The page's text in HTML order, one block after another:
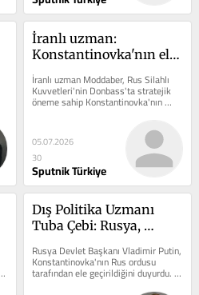
İranlı uzman:
Konstantinovka'nın ele
ordusunun nihai zaferi
için zemin hazırlamış
İranlı uzman Moddaber, Rus Silahlı
Kuvvetleri'nin Donbass'ta stratejik
öneme sahip Konstantinovka'nın
kontrolünü ele geçirmesinin
05.07.2026
30
Sputnik Türkiye
Dış Politika Uzmanı
Tuba Çebi: Rusya,
alarak hem sahada hem
masada elini
Rusya Devlet Başkanı Vladimir Putin,
Konstantinovka'nın Rus ordusu
tarafından ele geçirildiğini duyurdu.
Bu gelişmeyi değerlendiren Dış...